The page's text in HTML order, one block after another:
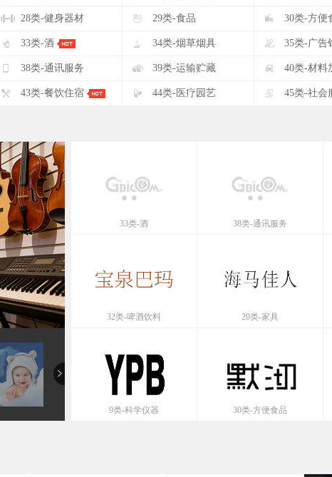
< 28类-健身器材 = 29类-食品 > 30类-方便
A 33类-酒 B 34类-烟草烟具 C 35类-广告
F 38类-通讯服务 G 39类-运输贮藏 H 40类-材料
K 43类-餐饮住宿 L 44类-医疗园艺 M 45类-社会
33类-酒 38类-通讯服务
32类-啤酒饮料 20类-家具
9类-科学仪器 30类-方便食品